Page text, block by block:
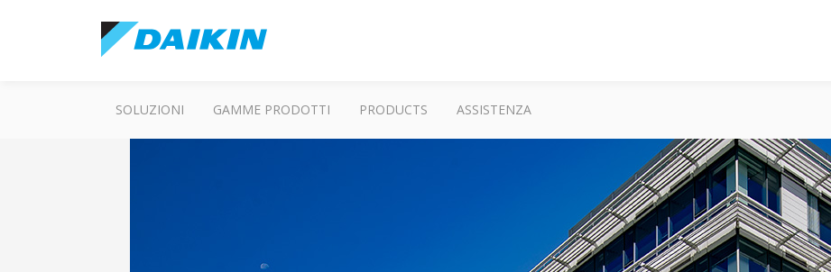
SOLUZIONI GAMME PRODOTTI PRODUCTS ASSISTENZA